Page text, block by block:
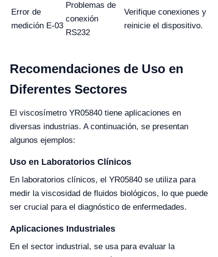
Error de
medición E-03
Problemas de
conexión
RS232
Verifique conexiones y
reinicie el dispositivo.
Recomendaciones de Uso en
Diferentes Sectores
El viscosímetro YR05840 tiene aplicaciones en
diversas industrias. A continuación, se presentan
algunos ejemplos:
Uso en Laboratorios Clínicos
En laboratorios clínicos, el YR05840 se utiliza para
medir la viscosidad de fluidos biológicos, lo que puede
ser crucial para el diagnóstico de enfermedades.
Aplicaciones Industriales
En el sector industrial, se usa para evaluar la